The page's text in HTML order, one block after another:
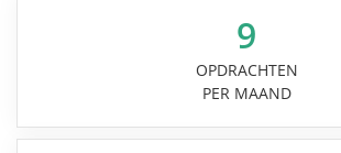
9
OPDRACHTEN
PER MAAND